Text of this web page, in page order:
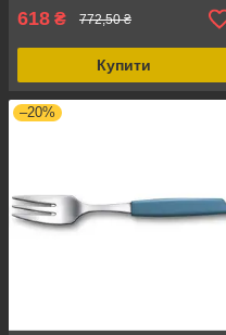
618 ₴ 772,50 ₴
Купити
–20%